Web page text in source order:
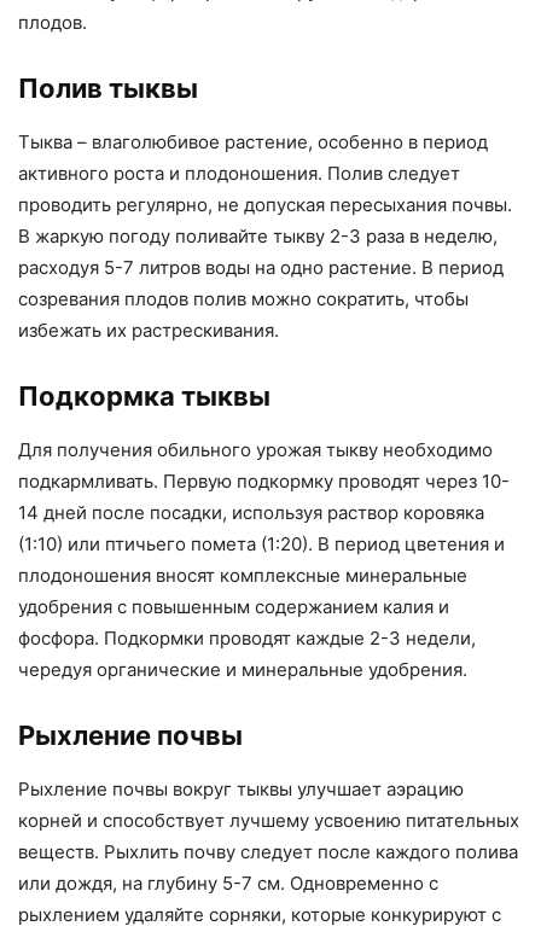
плодов.
Полив тыквы
Тыква – влаголюбивое растение, особенно в период
активного роста и плодоношения. Полив следует
проводить регулярно, не допуская пересыхания почвы.
В жаркую погоду поливайте тыкву 2-3 раза в неделю,
расходуя 5-7 литров воды на одно растение. В период
созревания плодов полив можно сократить, чтобы
избежать их растрескивания.
Подкормка тыквы
Для получения обильного урожая тыкву необходимо
подкармливать. Первую подкормку проводят через 10-
14 дней после посадки, используя раствор коровяка
(1:10) или птичьего помета (1:20). В период цветения и
плодоношения вносят комплексные минеральные
удобрения с повышенным содержанием калия и
фосфора. Подкормки проводят каждые 2-3 недели,
чередуя органические и минеральные удобрения.
Рыхление почвы
Рыхление почвы вокруг тыквы улучшает аэрацию
корней и способствует лучшему усвоению питательных
веществ. Рыхлить почву следует после каждого полива
или дождя, на глубину 5-7 см. Одновременно с
рыхлением удаляйте сорняки, которые конкурируют с